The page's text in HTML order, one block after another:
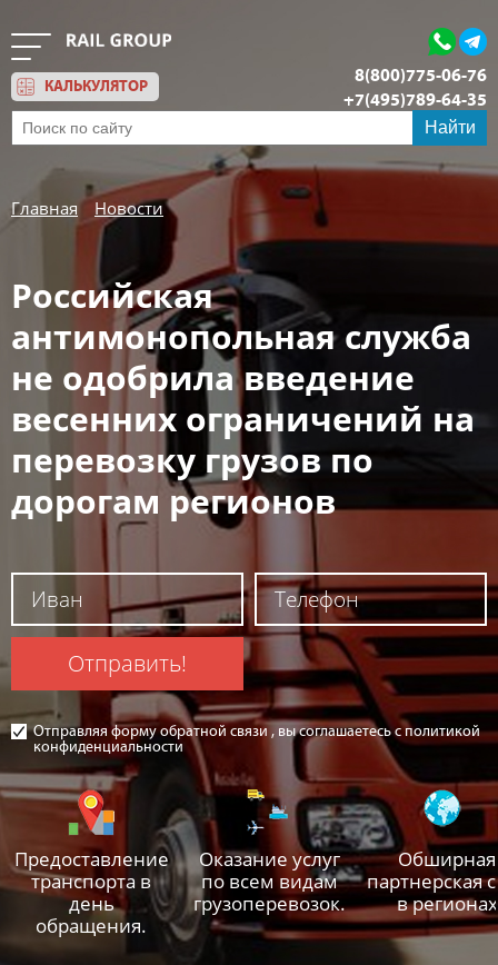
Найти
КАЛЬКУЛЯТОР
8(800)775-06-76
+7(495)789-64-35
Обратный звонок
Главная Новости
Российская
антимонопольная служба
не одобрила введение
весенних ограничений на
перевозку грузов по
дорогам регионов
Отправить!
Отправляя форму обратной связи , вы соглашаетесь с политикой
конфиденциальности
Предоставление
транспорта в
день
обращения.
Оказание услуг
по всем видам
грузоперевозок.
Обширная
партнерская
в регионах